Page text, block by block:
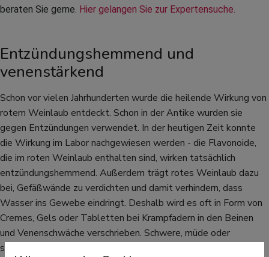
beraten Sie gerne. Hier gelangen Sie zur Expertensuche.
Entzündungshemmend und
venenstärkend
Schon vor vielen Jahrhunderten wurde die heilende Wirkung von
rotem Weinlaub entdeckt. Schon in der Antike wurden sie
gegen Entzündungen verwendet. In der heutigen Zeit konnte
die Wirkung im Labor nachgewiesen werden - die Flavonoide,
die im roten Weinlaub enthalten sind, wirken tatsächlich
entzündungshemmend. Außerdem trägt rotes Weinlaub dazu
bei, Gefäßwände zu verdichten und damit verhindern, dass
Wasser ins Gewebe eindringt. Deshalb wird es oft in Form von
Cremes, Gels oder Tabletten bei Krampfadern in den Beinen
und Venenschwäche verschrieben. Schwere, müde oder
schmerzende Beine sind oft das erste Anzeichen einer